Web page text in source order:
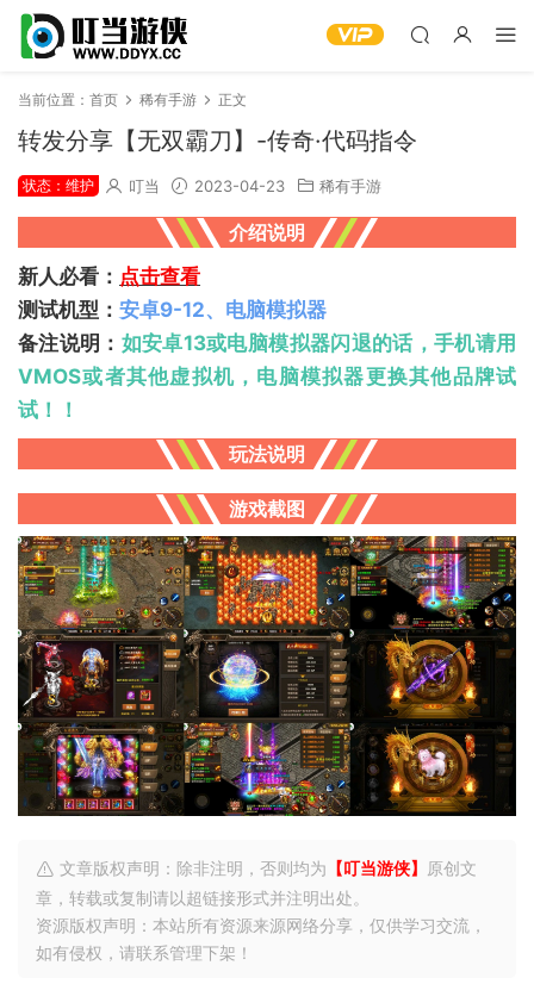
当前位置： 首页 稀有手游 正文
转发分享【无双霸刀】-传奇·代码指令
状态：维护 叮当 2023-04-23 稀有手游
介绍说明
新人必看： 点击查看
测试机型： 安卓9-12、电脑模拟器
备注说明： 如安卓13或电脑模拟器闪退的话，手机请用
VMOS或者其他虚拟机，电脑模拟器更换其他品牌试
试！！
玩法说明
游戏截图
文章版权声明：除非注明，否则均为 【叮当游侠】
原创文
章，转载或复制请以超链接形式并注明出处。
资源版权声明：本站所有资源来源网络分享，仅供学习交流，
如有侵权，请联系管理下架！